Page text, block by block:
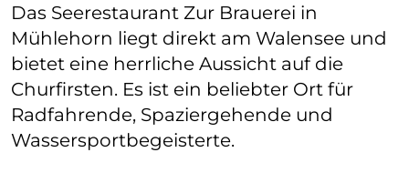
Das Seerestaurant Zur Brauerei in
Mühlehorn liegt direkt am Walensee und
bietet eine herrliche Aussicht auf die
Churfirsten. Es ist ein beliebter Ort für
Radfahrende, Spaziergehende und
Wassersportbegeisterte.